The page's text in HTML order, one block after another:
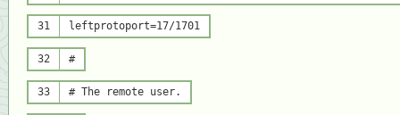
31 leftprotoport=17/1701
32 #
33 # The remote user.